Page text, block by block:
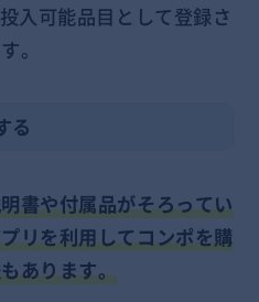
入可能品目として登録さ
。
る
書や付属品がそろってい
リを利用してコンポを購
あります。